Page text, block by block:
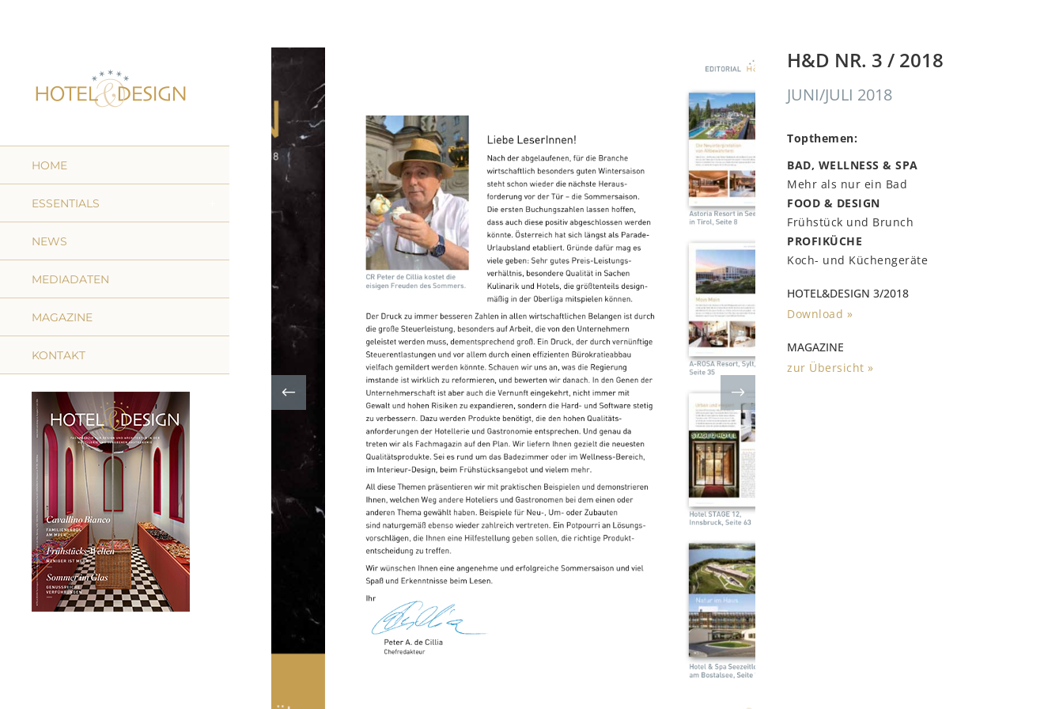
HOME
ESSENTIALS
NEWS
MEDIADATEN
MAGAZINE
KONTAKT
H&D NR. 3 / 2018
JUNI/JULI 2018
Topthemen:
BAD, WELLNESS & SPA
Mehr als nur ein Bad
FOOD & DESIGN
Frühstück und Brunch
PROFIKÜCHE
Koch- und Küchengeräte
HOTEL&DESIGN 3/2018
Download »
MAGAZINE
zur Übersicht »